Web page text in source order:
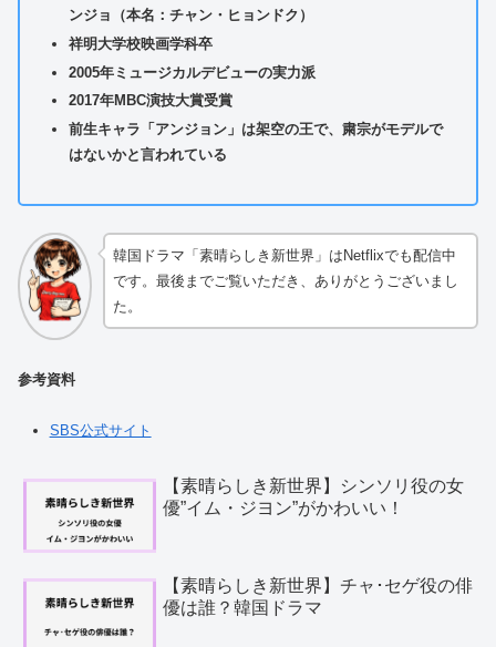
ンジョ（本名：チャン・ヒョンドク）
祥明大学校映画学科卒
2005年ミュージカルデビューの実力派
2017年MBC演技大賞受賞
前生キャラ「アンジョン」は架空の王で、粛宗がモデルで
はないかと言われている
韓国ドラマ「素晴らしき新世界」はNetflixでも配信中
です。最後までご覧いただき、ありがとうございまし
た。
参考資料
SBS公式サイト
【素晴らしき新世界】シンソリ役の女
優”イム・ジヨン”がかわいい！
【素晴らしき新世界】チャ･セゲ役の俳
優は誰？韓国ドラマ